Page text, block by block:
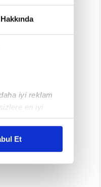
Hakkında
iyi reklam
en iyi
karşılamak
Bu
Et